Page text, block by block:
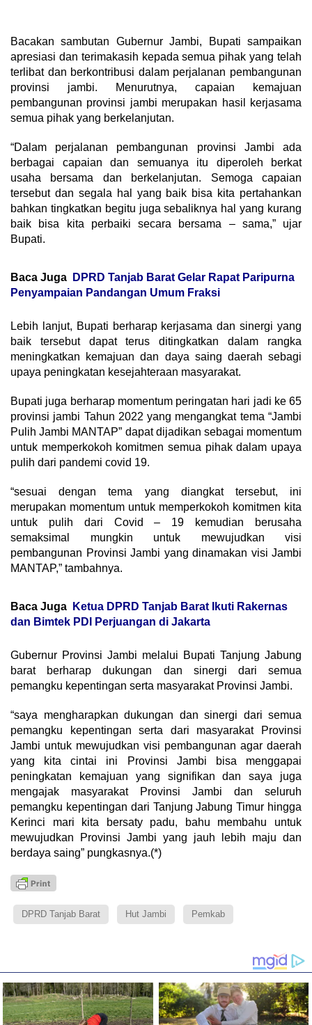
Bacakan sambutan Gubernur Jambi, Bupati sampaikan
apresiasi dan terimakasih kepada semua pihak yang telah
terlibat dan berkontribusi dalam perjalanan pembangunan
provinsi jambi. Menurutnya, capaian kemajuan
pembangunan provinsi jambi merupakan hasil kerjasama
semua pihak yang berkelanjutan.
“Dalam perjalanan pembangunan provinsi Jambi ada
berbagai capaian dan semuanya itu diperoleh berkat
usaha bersama dan berkelanjutan. Semoga capaian
tersebut dan segala hal yang baik bisa kita pertahankan
bahkan tingkatkan begitu juga sebaliknya hal yang kurang
baik bisa kita perbaiki secara bersama – sama,” ujar
Bupati.
Baca Juga
DPRD Tanjab Barat Gelar Rapat Paripurna
Penyampaian Pandangan Umum Fraksi
Lebih lanjut, Bupati berharap kerjasama dan sinergi yang
baik tersebut dapat terus ditingkatkan dalam rangka
meningkatkan kemajuan dan daya saing daerah sebagi
upaya peningkatan kesejahteraan masyarakat.
Bupati juga berharap momentum peringatan hari jadi ke 65
provinsi jambi Tahun 2022 yang mengangkat tema “Jambi
Pulih Jambi MANTAP” dapat dijadikan sebagai momentum
untuk memperkokoh komitmen semua pihak dalam upaya
pulih dari pandemi covid 19.
“sesuai dengan tema yang diangkat tersebut, ini
merupakan momentum untuk memperkokoh komitmen kita
untuk pulih dari Covid – 19 kemudian berusaha
semaksimal mungkin untuk mewujudkan visi
pembangunan Provinsi Jambi yang dinamakan visi Jambi
MANTAP,” tambahnya.
Baca Juga
Ketua DPRD Tanjab Barat Ikuti Rakernas
dan Bimtek PDI Perjuangan di Jakarta
Gubernur Provinsi Jambi melalui Bupati Tanjung Jabung
barat berharap dukungan dan sinergi dari semua
pemangku kepentingan serta masyarakat Provinsi Jambi.
“saya mengharapkan dukungan dan sinergi dari semua
pemangku kepentingan serta dari masyarakat Provinsi
Jambi untuk mewujudkan visi pembangunan agar daerah
yang kita cintai ini Provinsi Jambi bisa menggapai
peningkatan kemajuan yang signifikan dan saya juga
mengajak masyarakat Provinsi Jambi dan seluruh
pemangku kepentingan dari Tanjung Jabung Timur hingga
Kerinci mari kita bersaty padu, bahu membahu untuk
mewujudkan Provinsi Jambi yang jauh lebih maju dan
berdaya saing” pungkasnya.(*)
DPRD Tanjab Barat Hut Jambi Pemkab